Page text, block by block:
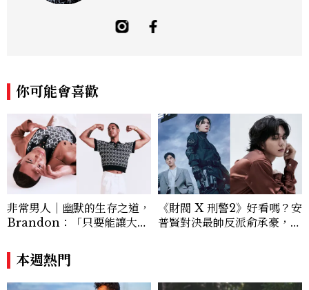
盤、生命靈數這類的生命藍圖，認識真正的
自我與潛能才華， 解碼物換星移的時空軌
你可能會喜歡
非常男人｜幽默的生存之道，
Brandon：「只要能讓大家
讓敵人成為朋友。」
《財閥 X 刑警2》好看嗎？安
普賢對決最帥反派俞承豪，鄭
本週熱門